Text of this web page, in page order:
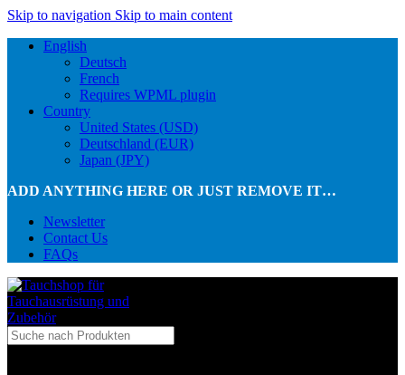
Skip to navigation Skip to main content
English
Deutsch
French
Requires WPML plugin
Country
United States (USD)
Deutschland (EUR)
Japan (JPY)
ADD ANYTHING HERE OR JUST REMOVE IT…
Newsletter
Contact Us
FAQs